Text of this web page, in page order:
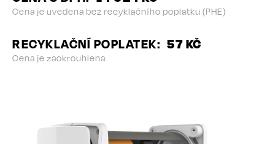
Cena je uvedena bez recyklačního poplatku (PHE)
RECYKLAČNÍ POPLATEK 57 KČ
Cena je zaokrouhlena